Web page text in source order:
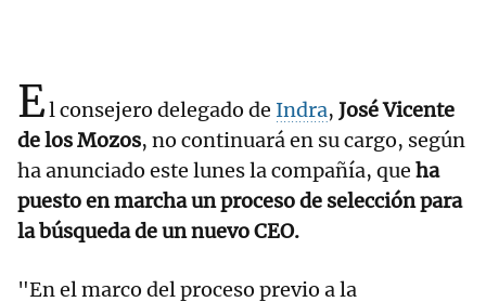
El consejero delegado de Indra, José Vicente
de los Mozos, no continuará en su cargo, según
ha anunciado este lunes la compañía, que ha
puesto en marcha un proceso de selección para
la búsqueda de un nuevo CEO.
"En el marco del proceso previo a la